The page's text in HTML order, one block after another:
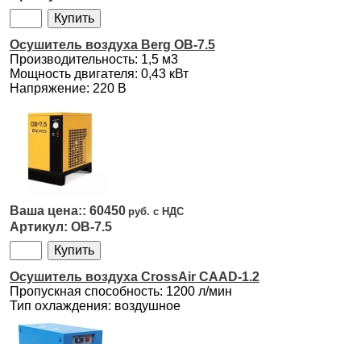
Осушитель воздуха Berg OB-7.5
Производительность: 1,5 м3
Мощность двигателя: 0,43 кВт
Напряжение: 220 В
60450
OB-7.5
Осушитель воздуха CrossAir CAAD-1.2
Пропускная способность: 1200 л/мин
Тип охлаждения: воздушное